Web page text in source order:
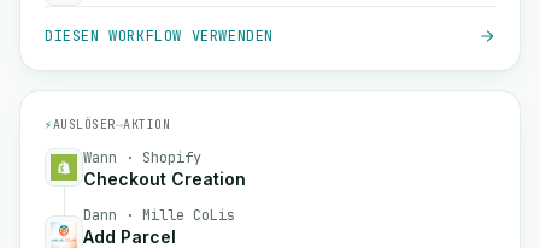
DIESEN WORKFLOW VERWENDEN
⚡AUSLÖSER→AKTION
Wann · Shopify
Checkout Creation
Dann · Mille CoLis
Add Parcel